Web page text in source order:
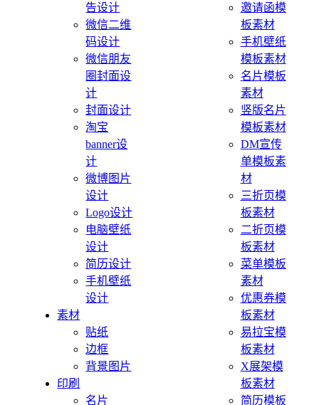
告设计
微信二维
码设计
微信朋友
圈封面设
计
封面设计
淘宝
banner设
计
微博图片
设计
Logo设计
电脑壁纸
设计
简历设计
手机壁纸
设计
素材
贴纸
边框
背景图片
印刷
名片
邀请函模
板素材
手机壁纸
模板素材
名片模板
素材
竖版名片
模板素材
DM宣传
单模板素
材
三折页模
板素材
二折页模
板素材
菜单模板
素材
优惠券模
板素材
易拉宝模
板素材
X展架模
板素材
简历模板